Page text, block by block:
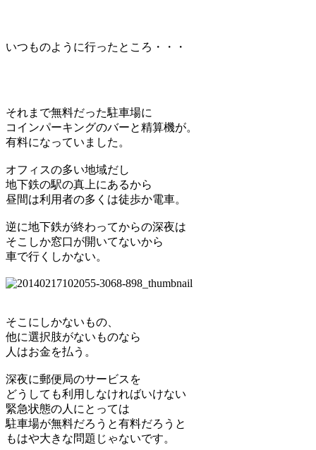
いつものように行ったところ・・・
それまで無料だった駐車場に
コインパーキングのバーと精算機が。
有料になっていました。
オフィスの多い地域だし
地下鉄の駅の真上にあるから
昼間は利用者の多くは徒歩か電車。
逆に地下鉄が終わってからの深夜は
そこしか窓口が開いてないから
車で行くしかない。
そこにしかないもの、
他に選択肢がないものなら
人はお金を払う。
深夜に郵便局のサービスを
どうしても利用しなければいけない
緊急状態の人にとっては
駐車場が無料だろうと有料だろうと
もはや大きな問題じゃないです。